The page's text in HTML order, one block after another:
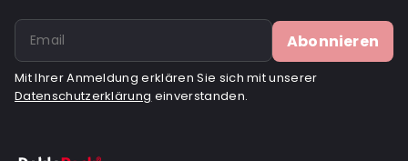
Abonnieren
Mit Ihrer Anmeldung erklären Sie sich mit unserer
Datenschutzerklärung einverstanden.